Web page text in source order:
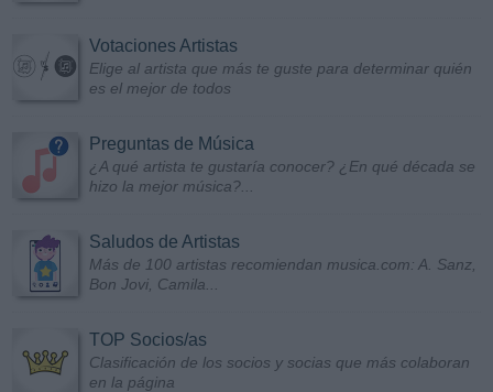
Votaciones Artistas
Elige al artista que más te guste para determinar quién
es el mejor de todos
Preguntas de Música
¿A qué artista te gustaría conocer? ¿En qué década se
hizo la mejor música?...
Saludos de Artistas
Más de 100 artistas recomiendan musica.com: A. Sanz,
Bon Jovi, Camila...
TOP Socios/as
Clasificación de los socios y socias que más colaboran
en la página